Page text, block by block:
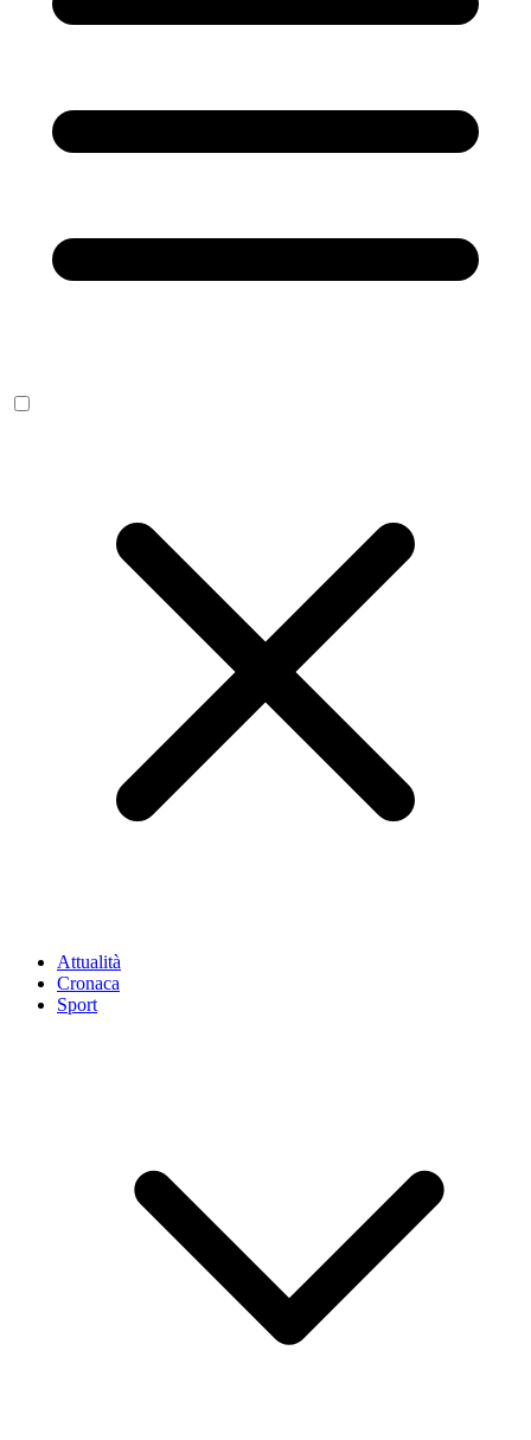
Attualità
Cronaca
Sport